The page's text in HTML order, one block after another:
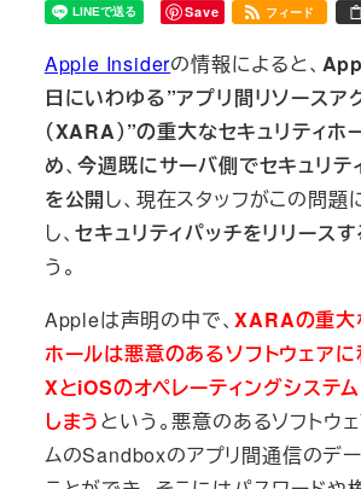
Save フィード
Apple Insiderの情報によると、
日にいわゆる”アプリ間リソースア
（XARA）”の重大なセキュリティ
め、今週既にサーバ側でセキュリテ
を公開し、現在スタッフがこの問
し、セキュリティパッチをリリース
う。
Appleは声明の中で、XARAの重大
ホールは悪意のあるソフトウェアに
XとiOSのオペレーティングシステ
しまうという。悪意のあるソフトウ
ムのSandboxのアプリ間通信のデ